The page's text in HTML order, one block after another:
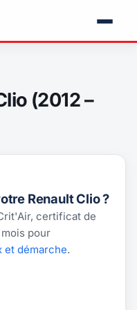
(2012 –
Renault Clio ?
certificat de
pour
et démarche.